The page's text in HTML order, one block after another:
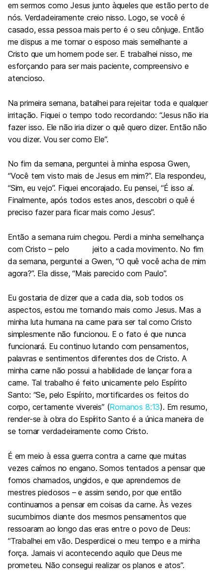
em sermos como Jesus junto àqueles que estão perto de
nós. Verdadeiramente creio nisso. Logo, se você é
casado, essa pessoa mais perto é o seu cônjuge. Então
me dispus a me tornar o esposo mais semelhante a
Cristo que um homem pode ser. E trabalhei nisso, me
esforçando para ser mais paciente, compreensivo e
atencioso.
Na primeira semana, batalhei para rejeitar toda e qualquer
irritação. Fiquei o tempo todo recordando: “Jesus não iria
fazer isso. Ele não iria dizer o quê quero dizer. Então não
vou dizer. Vou ser como Ele”.
No fim da semana, perguntei à minha esposa Gwen,
“Você tem visto mais de Jesus em mim?”. Ela respondeu,
“Sim, eu vejo”. Fiquei encorajado. Eu pensei, “É isso aí.
Finalmente, após todos estes anos, descobri o quê é
preciso fazer para ficar mais como Jesus”.
Então a semana ruim chegou. Perdi a minha semelhança
com Cristo – pelo jeito a cada movimento. No fim
da semana, perguntei a Gwen, “O quê você acha de mim
agora?”. Ela disse, “Mais parecido com Paulo”.
Eu gostaria de dizer que a cada dia, sob todos os
aspectos, estou me tornando mais como Jesus. Mas a
minha luta humana na carne para ser tal como Cristo
simplesmente não funcionou. E o fato é que nunca
funcionará. Eu continuo lutando com pensamentos,
palavras e sentimentos diferentes dos de Cristo. A
minha carne não possui a habilidade de lançar fora a
carne. Tal trabalho é feito unicamente pelo Espírito
Santo: “Se, pelo Espírito, mortificardes os feitos do
corpo, certamente vivereis” (Romanos 8:13). Em resumo,
render-se à obra do Espírito Santo é a única maneira de
se tornar verdadeiramente como Cristo.
É em meio à essa guerra contra a carne que muitas
vezes caímos no engano. Somos tentados a pensar que
fomos chamados, ungidos, e que aprendemos de
mestres piedosos – e assim sendo, por que então
continuamos a pensar em coisas da carne. Às vezes
sucumbimos diante dos mesmos pensamentos que
ressoaram ao longo das eras entre o povo de Deus:
“Trabalhei em vão. Desperdicei o meu tempo e a minha
força. Jamais vi acontecendo aquilo que Deus me
prometeu. Não consegui realizar os planos e atos”.